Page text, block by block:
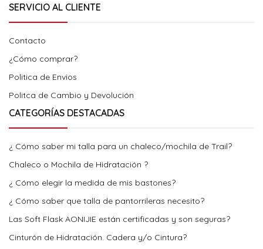
SERVICIO AL CLIENTE
Contacto
¿Cómo comprar?
Politica de Envios
Politca de Cambio y Devolución
CATEGORÍAS DESTACADAS
¿ Cómo saber mi talla para un chaleco/mochila de Trail?
Chaleco o Mochila de Hidratación ?
¿ Cómo elegir la medida de mis bastones?
¿ Cómo saber que talla de pantorrileras necesito?
Las Soft Flask AONIJIE están certificadas y son seguras?
Cinturón de Hidratación. Cadera y/o Cintura?